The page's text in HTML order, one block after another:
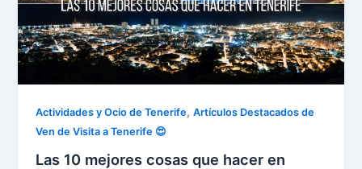
Actividades y Ocio de Tenerife,Artículos Destacados de
Ven de Visita a Tenerife 😍
Las 10 mejores cosas que hacer en